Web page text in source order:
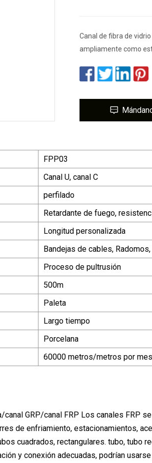
Canal de fibra de
ampliamente como
FPP03
Canal U, canal C
perfilado
Retardante de fuego,
Longitud personalizada
Bandejas de cables,
Proceso de pultrusión
500m
Paleta
Largo tiempo
Porcelana
60000 metros/metros por mes
GRP/canal FRP Los canales FRP
de enfriamiento, estacionamientos,
cuadrados, rectangulares. tubo, tubo
y conexión adecuadas, podrían